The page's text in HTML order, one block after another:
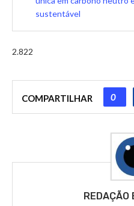
sustentável
2.822
COMPARTILHAR 0
REDAÇÃO